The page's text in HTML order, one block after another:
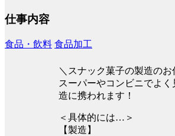
仕事内容
食品・飲料 食品加工
＼スナック菓子の製造のお
スーパーやコンビニでよ
造に携われます！
＜具体的には…＞
【製造】